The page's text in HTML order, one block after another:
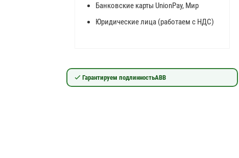
Банковские карты UnionPay, Мир
Юридические лица (работаем с НДС)
Гарантируем подлинностьABB